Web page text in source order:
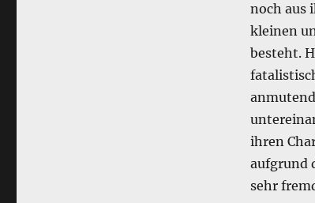
noch aus
kleinen
besteht.
ihren
aufgrund
sehr